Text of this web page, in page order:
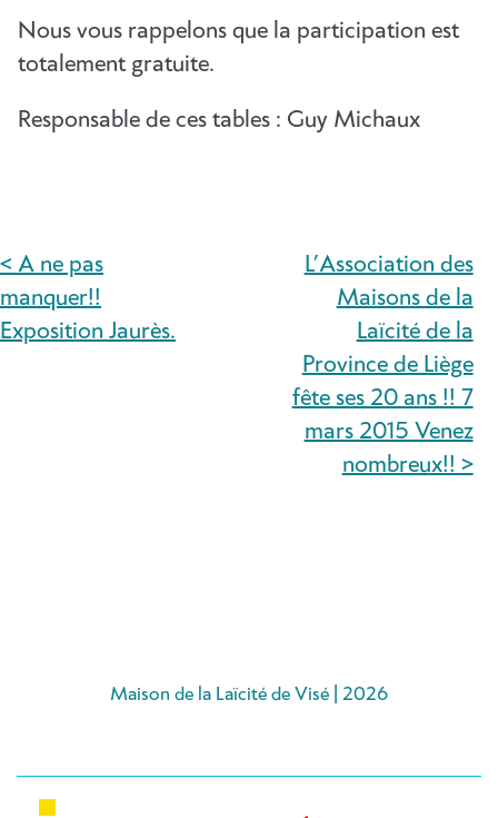
Nous vous rappelons que la participation est
totalement gratuite.
Responsable de ces tables : Guy Michaux
NAVIGATION
DE
< A ne pas
manquer!!
Exposition Jaurès.
L’Association des
Maisons de la
Laïcité de la
Province de Liège
fête ses 20 ans !! 7
mars 2015 Venez
nombreux!! >
Maison de la Laïcité de Visé | 2026